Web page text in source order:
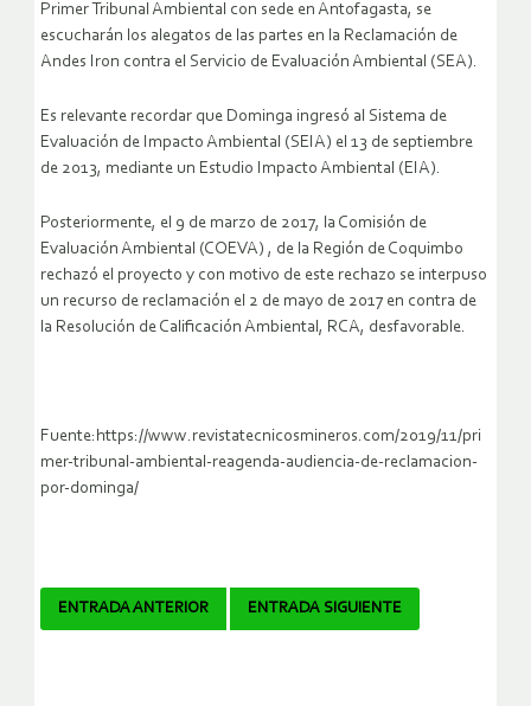
Primer Tribunal Ambiental con sede en Antofagasta, se
escucharán los alegatos de las partes en la Reclamación de
Andes Iron contra el Servicio de Evaluación Ambiental (SEA).
Es relevante recordar que Dominga ingresó al Sistema de
Evaluación de Impacto Ambiental (SEIA) el 13 de septiembre
de 2013, mediante un Estudio Impacto Ambiental (EIA).
Posteriormente, el 9 de marzo de 2017, la Comisión de
Evaluación Ambiental (COEVA) , de la Región de Coquimbo
rechazó el proyecto y con motivo de este rechazo se interpuso
un recurso de reclamación el 2 de mayo de 2017 en contra de
la Resolución de Calificación Ambiental, RCA, desfavorable.
Fuente:https://www.revistatecnicosmineros.com/2019/11/pri
mer-tribunal-ambiental-reagenda-audiencia-de-reclamacion-
por-dominga/
Navegador
ENTRADA ANTERIOR ENTRADA SIGUIENTE